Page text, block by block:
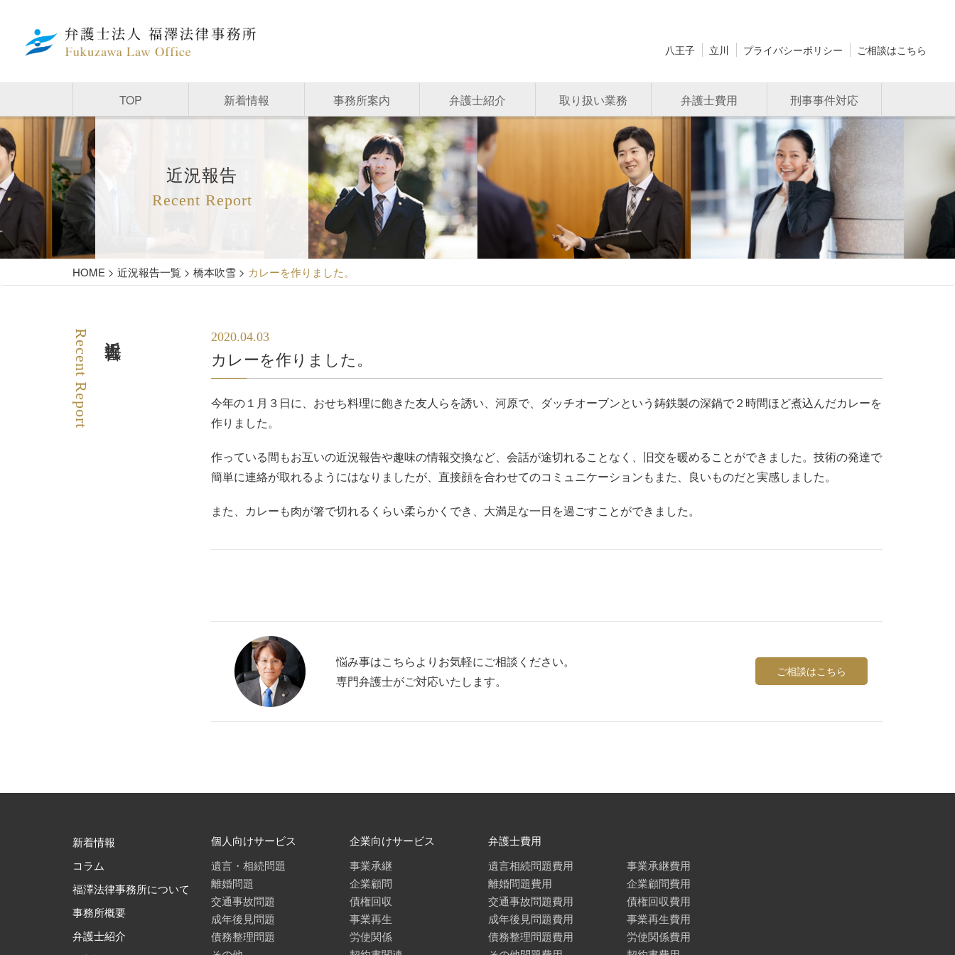
八王子 立川 プライバシーポリシー ご相談はこちら
TOP 新着情報 事務所案内 弁護士紹介 取り扱い業務 弁護士費用 刑事事件対応
近況報告
Recent Report
HOME > 近況報告一覧 > 橋本吹雪 > カレーを作りました。
Recent Report 2020.04.03
カレーを作りました。
今年の１月３日に、おせち料理に飽きた友人らを誘い、河原で、ダッチオーブンという鋳鉄製の深鍋で２時間ほど煮込んだカレーを
作りました。
作っている間もお互いの近況報告や趣味の情報交換など、会話が途切れることなく、旧交を暖めることができました。技術の発達で
簡単に連絡が取れるようにはなりましたが、直接顔を合わせてのコミュニケーションもまた、良いものだと実感しました。
また、カレーも肉が箸で切れるくらい柔らかくでき、大満足な一日を過ごすことができました。
悩み事はこちらよりお気軽にご相談ください。
専門弁護士がご対応いたします。
ご相談はこちら
新着情報
コラム
福澤法律事務所について
事務所概要
弁護士紹介
個人向けサービス
遺言・相続問題
離婚問題
交通事故問題
成年後見問題
債務整理問題
企業向けサービス
事業承継
企業顧問
債権回収
事業再生
労使関係
弁護士費用
遺言相続問題費用
離婚問題費用
交通事故問題費用
成年後見問題費用
債務整理問題費用
事業承継費用
企業顧問費用
債権回収費用
事業再生費用
労使関係費用